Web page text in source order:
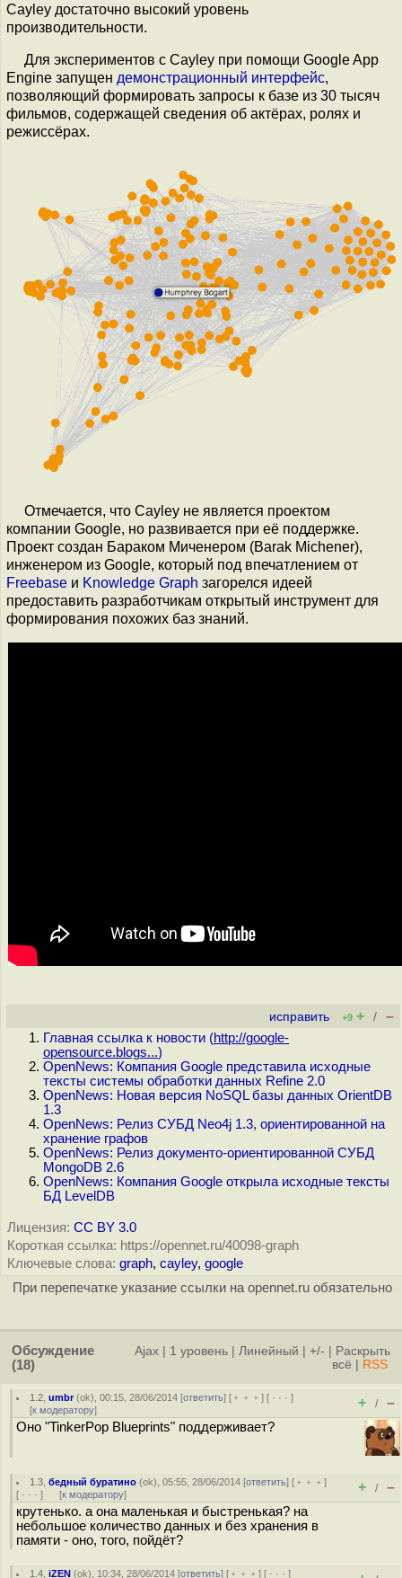
Cayley достаточно высокий уровень
производительности.
Для экспериментов с Cayley при помощи Google App
Engine запущен демонстрационный интерфейс,
позволяющий формировать запросы к базе из 30 тысяч
фильмов, содержащей сведения об актёрах, ролях и
режиссёрах.
Отмечается, что Cayley не является проектом
компании Google, но развивается при её поддержке.
Проект создан Бараком Миченером (Barak Michener),
инженером из Google, который под впечатлением от
Freebase и Knowledge Graph загорелся идеей
предоставить разработчикам открытый инструмент для
формирования похожих баз знаний.
исправить +9 + / –
Главная ссылка к новости (http://google-
opensource.blogs...)
OpenNews: Компания Google представила исходные
тексты системы обработки данных Refine 2.0
OpenNews: Новая версия NoSQL базы данных OrientDB
1.3
OpenNews: Релиз СУБД Neo4j 1.3, ориентированной на
хранение графов
OpenNews: Релиз документо-ориентированной СУБД
MongoDB 2.6
OpenNews: Компания Google открыла исходные тексты
БД LevelDB
Лицензия: CC BY 3.0
Короткая ссылка: https://opennet.ru/40098-graph
Ключевые слова: graph, cayley, google
При перепечатке указание ссылки на opennet.ru обязательно
Обсуждение
(18)
Ajax 1 уровень Линейный +/-
Раскрыть
всё
RSS
1.2 ,umbr(ok), 00:15, 28/06/2014 [ответить] [ ﹢﹢﹢] [ · · ·]
[к модератору] + / –
Оно "TinkerPop Blueprints" поддерживает?
1.3 ,бедный буратино (ok), 05:55, 28/06/2014 [ответить] [ ﹢﹢﹢]
[ · · · ] [к модератору] + / –
крутенько. а она маленькая и быстренькая? на
небольшое количество данных и без хранения в
памяти - оно, того, пойдёт?
1.4 ,iZEN (ok), 10:34, 28/06/2014 [ответить] [ ﹢﹢﹢] [ · · ·]